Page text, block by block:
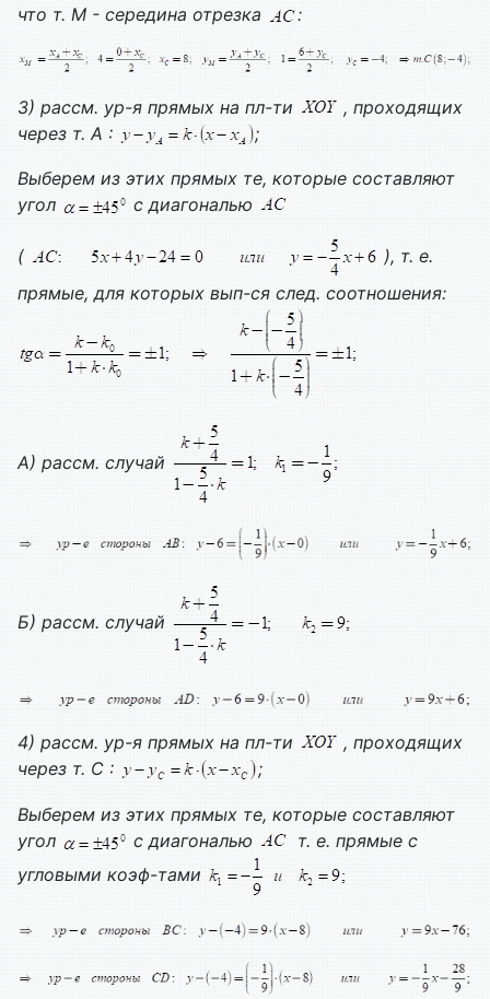
что т. М - середина отрезка
:
3) рассм. ур-я прямых на пл-ти
, проходящих
через т. А :
;
Выберем из этих прямых те, которые составляют
угол
с диагональю
(
), т. е.
прямые, для которых вып-ся след. соотношения:
А) рассм. случай
Б) рассм. случай
4) рассм. ур-я прямых на пл-ти
, проходящих
через т. С :
;
Выберем из этих прямых те, которые составляют
угол
с диагональю
т. е. прямые с
угловыми коэф-тами